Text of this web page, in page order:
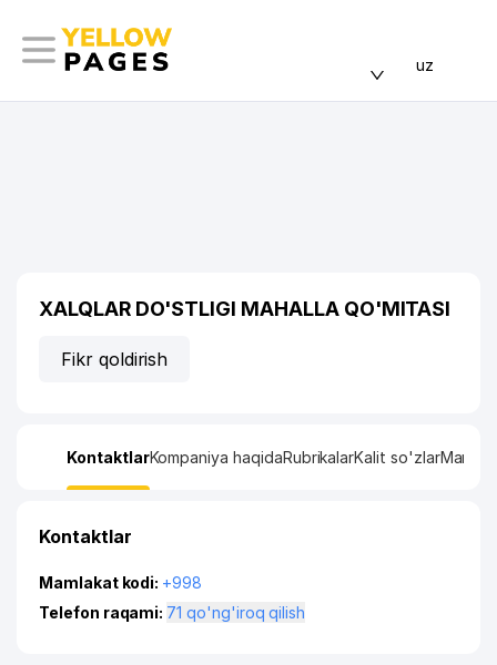
uz
XALQLAR DO'STLIGI MAHALLA QO'MITASI
Fikr qoldirish
KontaktlarKompaniya haqidaRubrikalarKalit so'zlarManzil
Kontaktlar
Mamlakat kodi: +998
Telefon raqami:
71 qo'ng'iroq qilish